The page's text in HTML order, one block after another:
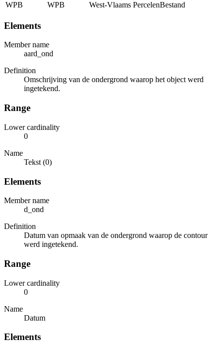
WPB
WPB West-Vlaams PercelenBestand
Elements
Member name
aard_ond
Definition
Omschrijving van de ondergrond waarop het object werd
ingetekend.
Range
Lower cardinality
0
Name
Tekst (0)
Elements
Member name
d_ond
Definition
Datum van opmaak van de ondergrond waarop de contour
werd ingetekend.
Range
Lower cardinality
0
Name
Datum
Elements